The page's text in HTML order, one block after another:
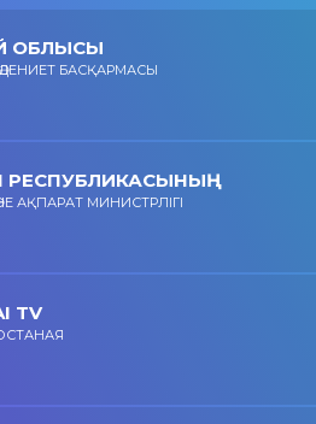
ОБЛЫСЫ
БАСҚАРМАСЫ
РЕСПУБЛИКАСЫНЫҢ
АҚПАРАТ МИНИСТРЛІГІ
TV